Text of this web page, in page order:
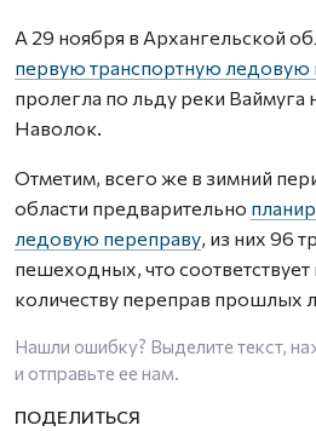
А 29 ноября в Архангельской
первую транспортную ледовую
пролегла по льду реки Ваймуга
Наволок.
Отметим, всего же в зимний
области предварительно
ледовую переправу, из них 96
пешеходных, что
количеству переправ прошлых
Нашли ошибку? Выделите текст,
и отправьте ее нам.